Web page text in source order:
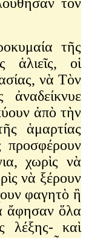
τῆς
ἁλιεῖς, οἱ
νὰ Τὸν
ἀπὸ τὴν
ἁμαρτίας
προσφέρουν
χωρὶς νὰ
νὰ ξέρουν
φαγητὸ ἢ
ἄφησαν ὅλα
λέξης- καὶ